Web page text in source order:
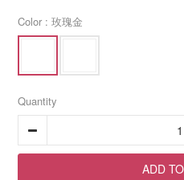
Color : 玫瑰金
Quantity
ADD